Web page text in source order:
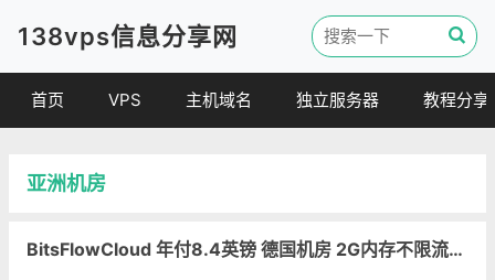
138vps信息分享网
首页 VPS
便宜VPS
主机域名 独立服务器 教程分享
其他教程
亚洲机房
BitsFlowCloud 年付8.4英镑 德国机房 2G内存不限流量 香港机房年付12镑